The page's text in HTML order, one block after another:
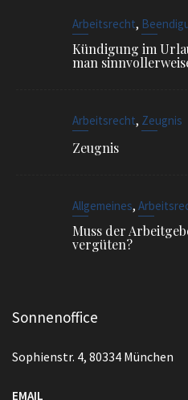
Arbeitsrecht,
Kündigung im
man
Arbeitsrecht, Zeugnis
Zeugnis
Allgemeines,
Muss der
vergüten?
Sonnenoffice
Sophienstr. 4, 80334 München
EMAIL